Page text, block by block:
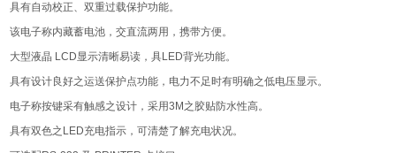
具有自动校正、双重过载保护功能。
该电子称内藏蓄电池，交直流两用，携带方便。
大型液晶 LCD显示清晰易读，具LED背光功能。
具有设计良好之运送保护点功能，电力不足时有明确之低电压显示。
电子称按键采有触感之设计，采用3M 之胶贴防水性高。
具有双色之 LED充电指示，可清楚了解充电状况。